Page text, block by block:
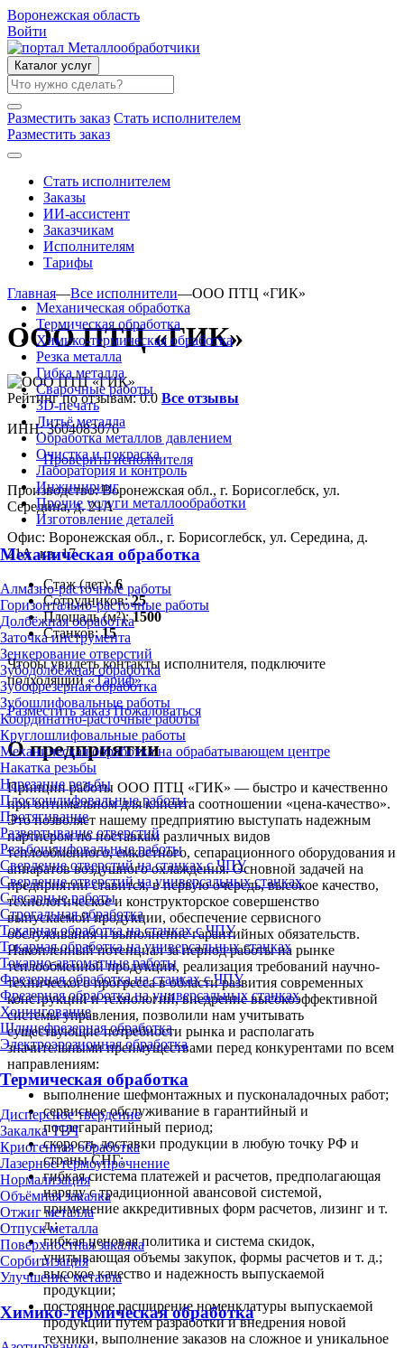
Воронежская область
Войти
Каталог услуг
Разместить заказ Стать исполнителем
Разместить заказ
Стать исполнителем
Заказы
ИИ-ассистент
Заказчикам
Исполнителям
Тарифы
Механическая обработка
Термическая обработка
Химико-термическая обработка
Резка металла
Гибка металла
Сварочные работы
3D-печать
Литьё металла
Обработка металлов давлением
Очистка и покраска
Лаборатория и контроль
Инжиниринг
Прочие услуги металлообработки
Изготовление деталей
Механическая обработка
Алмазно-расточные работы
Горизонтально-расточные работы
Долбёжная обработка
Заточка инструмента
Зенкерование отверстий
Зубодолбёжная обработка
Зубофрезерная обработка
Зубошлифовальные работы
Координатно-расточные работы
Круглошлифовальные работы
Механическая обработка на обрабатывающем центре
Накатка резьбы
Нарезание резьбы
Плоскошлифовальные работы
Протягивание
Развертывание отверстий
Резьбошлифовальные работы
Сверление отверстий на станках с ЧПУ
Сверление отверстий на универсальных станках
Слесарные работы
Строгальная обработка
Токарная обработка на станках с ЧПУ
Токарная обработка на универсальных станках
Токарно-автоматные работы
Фрезерная обработка на станках с ЧПУ
Фрезерная обработка на универсальных станках
Хонингование
Шлицефрезерная обработка
Электроэрозионная обработка
Термическая обработка
Дисперсное твердение
Закалка ТВЧ
Криогенная обработка
Лазерное термоупрочнение
Нормализация
Объёмная закалка
Отжиг металла
Отпуск металла
Поверхностная закалка
Сорбитизация
Улучшение металла
Химико-термическая обработка
Главная—Все исполнители—ООО ПТЦ «ГИК»
ООО ПТЦ «ГИК»
Рейтинг по отзывам:0.0 Все отзывы
ИНН: 3604083076
Проверить исполнителя
Производство: Воронежская обл., г. Борисоглебск, ул.
Середина, д. 21А
Офис: Воронежская обл., г. Борисоглебск, ул. Середина, д.
21А, кв. 17
Стаж (лет):6
Сотрудников:25
Площадь (м²):1500
Станков:15
Чтобы увидеть контакты исполнителя, подключите
подходящий«Тариф»
Разместить заказ Пожаловаться
О предприятии
Принцип работы ООО ПТЦ «ГИК» — быстро и качественно
при оптимальном для клиента соотношении «цена-качество».
Это позволяет нашему предприятию выступать надежным
партнером по поставкам различных видов
теплообменного, емкостного, сепарационного оборудования и
аппаратов воздушного охлаждения. Основной задачей на
предприятии ставится, в первую очередь, высокое качество,
технологическое и конструкторское совершенство
выпускаемой продукции, обеспечение сервисного
обслуживания и выполнение гарантийных обязательств.
Накопленный потенциал за период работы на рынке
теплообменной продукции, реализация требований научно-
технического прогресса в области развития современных
конструкций и технологий, внедрение высокоэффективной
системы управления, позволили нам учитывать
существующие потребности рынка и располагать
значительными преимуществами перед конкурентами по всем
направлениям:
выполнение шефмонтажных и пусконаладочных работ;
сервисное обслуживание в гарантийный и
послегарантийный период;
скорость доставки продукции в любую точку РФ и
страны СНГ;
гибкая система платежей и расчетов, предполагающая
наряду с традиционной авансовой системой,
применение аккредитивных форм расчетов, лизинг и т.
д.;
гибкая ценовая политика и система скидок,
учитывающая объемы закупок, формы расчетов и т. д.;
высокое качество и надежность выпускаемой
продукции;
постоянное расширение номенклатуры выпускаемой
продукции путем разработки и внедрения новой
техники, выполнение заказов на сложное и уникальное